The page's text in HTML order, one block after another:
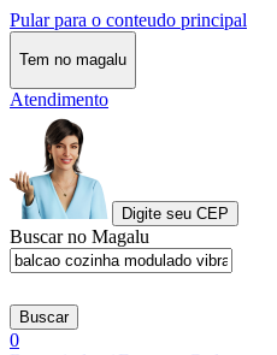
Pular para o conteudo principal
Tem no magalu
Atendimento
Digite seu CEP
Buscar no Magalu
Buscar
0